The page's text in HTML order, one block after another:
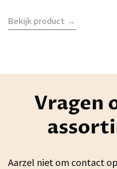
Bekijk product →
Vragen
Aarzel niet om contact